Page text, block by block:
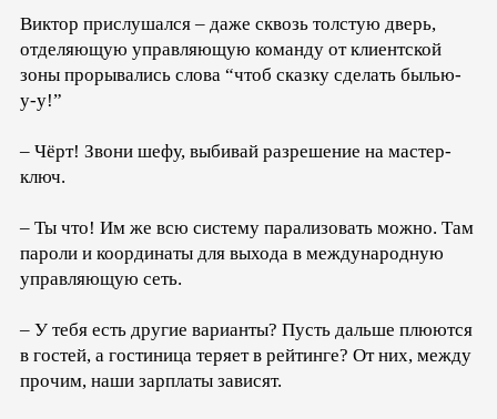
Виктор прислушался – даже сквозь толстую дверь,
отделяющую управляющую команду от клиентской
зоны прорывались слова “чтоб сказку сделать былью-
у-у!”
– Чёрт! Звони шефу, выбивай разрешение на мастер-
ключ.
– Ты что! Им же всю систему парализовать можно. Там
пароли и координаты для выхода в международную
управляющую сеть.
– У тебя есть другие варианты? Пусть дальше плюются
в гостей, а гостиница теряет в рейтинге? От них, между
прочим, наши зарплаты зависят.